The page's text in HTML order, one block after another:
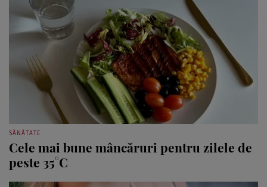
Cele mai bune mâncăruri pentru zilele de
peste 35°C